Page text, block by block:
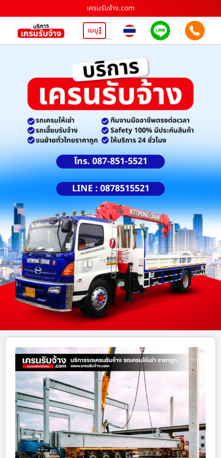
เครนรับจ้าง.com
เมนู
โทร. 087-851-5521
LINE : 0878515521